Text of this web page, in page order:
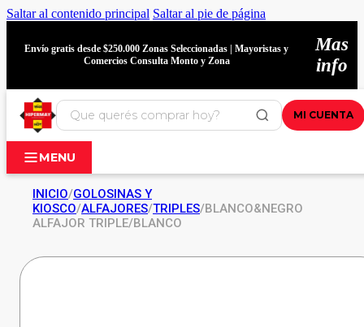
Saltar al contenido principal Saltar al pie de página
Envío gratis desde $250.000 Zonas Seleccionadas | Mayoristas y
Comercios Consulta Monto y Zona
Mas
info
MI CUENTA
MENU
INICIO/GOLOSINAS Y
KIOSCO/ALFAJORES/TRIPLES/BLANCO&NEGRO
ALFAJOR TRIPLE/BLANCO